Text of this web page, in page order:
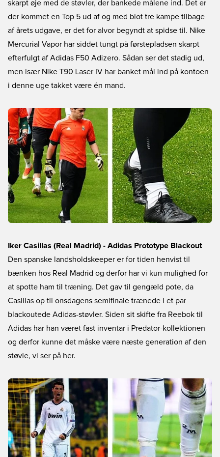
skarpt øje med de støvler, der bankede målene ind. Det er
der kommet en Top 5 ud af og med blot tre kampe tilbage
af årets udgave, er det for alvor begyndt at spidse til. Nike
Mercurial Vapor har siddet tungt på førstepladsen skarpt
efterfulgt af Adidas F50 Adizero. Sådan ser det stadig ud,
men især Nike T90 Laser IV har banket mål ind på kontoen
i denne uge takket være én mand.
Iker Casillas (Real Madrid) - Adidas Prototype Blackout
Den spanske landsholdskeeper er for tiden henvist til
bænken hos Real Madrid og derfor har vi kun mulighed for
at spotte ham til træning. Det gav til gengæld pote, da
Casillas op til onsdagens semifinale trænede i et par
blackoutede Adidas-støvler. Siden sit skifte fra Reebok til
Adidas har han været fast inventar i Predator-kollektionen
og derfor kunne det måske være næste generation af den
støvle, vi ser på her.